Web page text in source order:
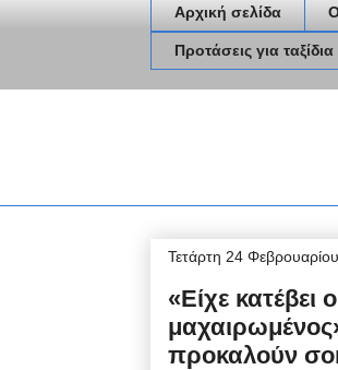
Αρχική σελίδα
Προτάσεις για ταξίδια
Τετάρτη 24
«Είχε
προκαλούν